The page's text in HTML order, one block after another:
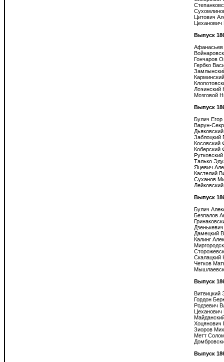
Цитович
Цеханович
Выпуск
Афанасьев
Гончаров
Гербко
Лоэинский
Мозговой
Выпуск
Булич Егор
Варун-
Заблоцкий
Косовский
Коберский
Талько
Яцевич
Кастелий
Суханов
Лейковский
Выпуск
Булич
Безпалов
Дамецкий
Калинг
Скалацкий
Четков
Выпуск
Витвицкий
Гордон
Родзевич
Цеханович
Хоцянович
Зиоров
Метт
Выпуск